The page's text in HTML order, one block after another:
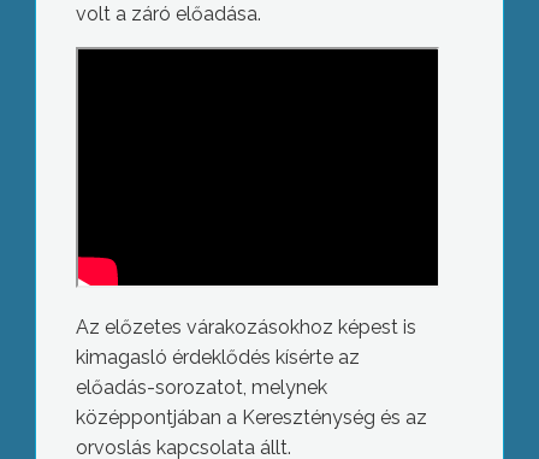
volt a záró előadása.
Az előzetes várakozásokhoz képest is
kimagasló érdeklődés kísérte az
előadás-sorozatot, melynek
középpontjában a Kereszténység és az
orvoslás kapcsolata állt.